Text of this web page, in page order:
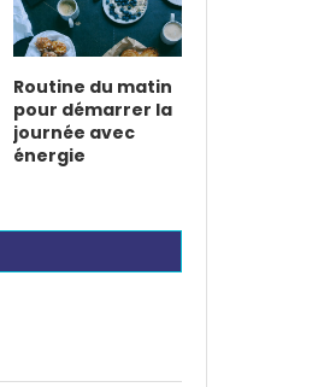
Routine du matin
pour démarrer la
journée avec
énergie